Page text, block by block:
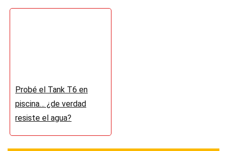
Probé el Tank T6 en
piscina… ¿de verdad
resiste el agua?